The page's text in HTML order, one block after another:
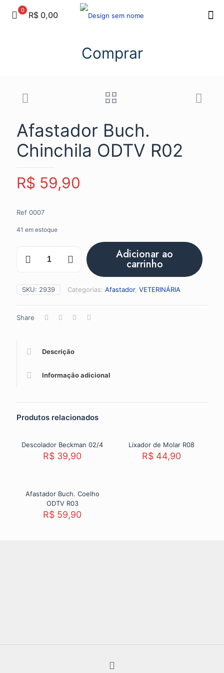
0 R$ 0,00
Comprar
Afastador Buch.
Chinchila ODTV R02
R$ 59,90
Ref 0007
41 em estoque
R02
Adicionar ao
carrinho
SKU: 2939 Categorias: Afastador, VETERINÁRIA
Share
Descrição
Informação adicional
Produtos relacionados
Descolador Beckman 02/4
R$ 39,90
Lixador de Molar R08
R$ 44,90
Afastador Buch. Coelho
ODTV R03
R$ 59,90